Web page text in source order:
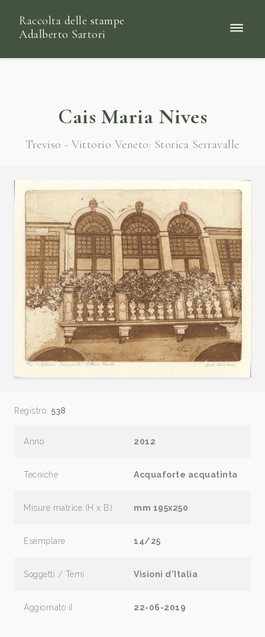
Raccolta delle stampe
Adalberto Sartori
Cais Maria Nives
Treviso - Vittorio Veneto: Storica Serravalle
Registro: 538
Anno 2012
Tecniche Acquaforte acquatinta
Misure matrice (H x B) mm 195x250
Esemplare 14/25
Soggetti / Temi Visioni d'Italia
Aggiornato il 22-06-2019